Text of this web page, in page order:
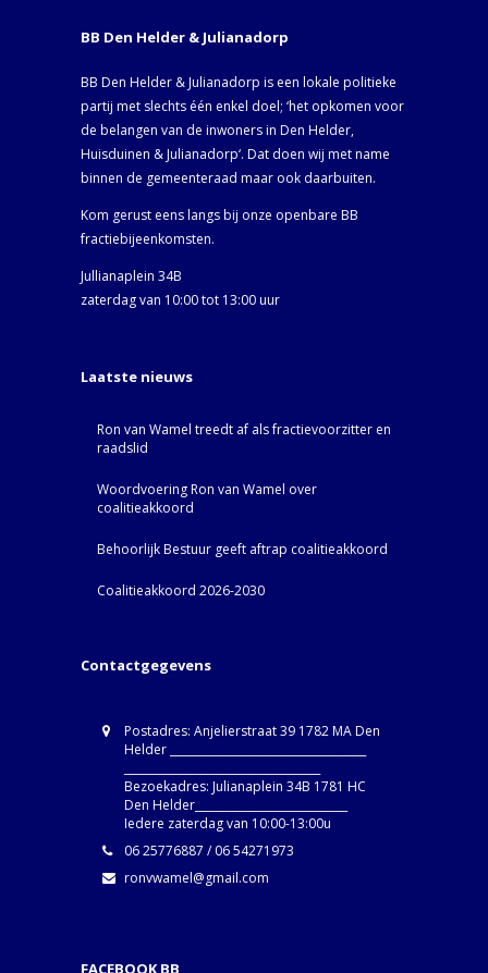
BB Den Helder & Julianadorp
BB Den Helder & Julianadorp is een lokale politieke
partij met slechts één enkel doel; ‘het opkomen voor
de belangen van de inwoners in Den Helder,
Huisduinen & Julianadorp‘. Dat doen wij met name
binnen de gemeenteraad maar ook daarbuiten.
Kom gerust eens langs bij onze openbare BB
fractiebijeenkomsten.
Jullianaplein 34B
zaterdag van 10:00 tot 13:00 uur
Laatste nieuws
Ron van Wamel treedt af als fractievoorzitter en
raadslid
Woordvoering Ron van Wamel over
coalitieakkoord
Behoorlijk Bestuur geeft aftrap coalitieakkoord
Coalitieakkoord 2026-2030
Contactgegevens
Postadres: Anjelierstraat 39 1782 MA Den
Helder ____________________________________
Bezoekadres: Julianaplein 34B 1781 HC
Den Helder____________________________
Iedere zaterdag van 10:00-13:00u
06 25776887 / 06 54271973
ronvwamel@gmail.com
FACEBOOK BB